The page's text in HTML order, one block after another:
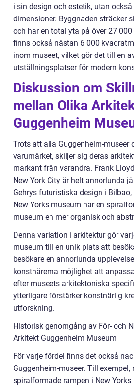
i sin design och estetik, utan
dimensioner. Byggnaden sträcker
och har en total yta på över 27
finns också nästan 6 000
inom museet, vilket gör det till en
utställningsplatser för modern
Diskussion om
mellan Olika
Guggenheim
Trots att alla Guggenheim-museer
varumärket, skiljer sig deras
markant från varandra. Frank
New York City är helt annorlunda
Gehrys futuristiska design i Bilbao,
New Yorks museum har en
museum en mer organisk och
Denna variation i arkitektur gör
museum till en unik plats att
besökare en annorlunda
konstnärerna möjlighet att
efter museets arkitektoniska
ytterligare förstärker konstnärlig
utforskning.
Historisk genomgång av För- och
Arkitekt Guggenheim Museum
För varje fördel finns det också
Guggenheim-museer. Till exempel,
spiralformade rampen i New